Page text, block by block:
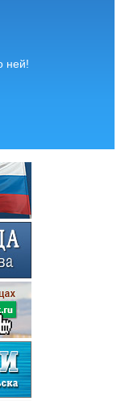
ней!